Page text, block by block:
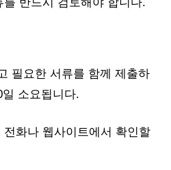
필요한 서류를 함께 제출하
소요됩니다.
전화나 웹사이트에서 확인할